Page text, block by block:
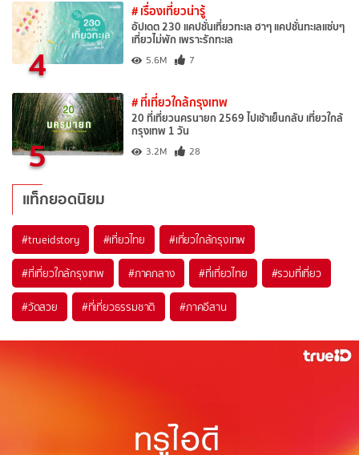
4
# เรื่องเที่ยวน่ารู้
อัปเดต 230 แคปชั่นเที่ยวทะเล ฮาๆ แคปชั่นทะเลแซ่บๆ
เที่ยวไม่พัก เพราะรักทะเล
5.6M 7
5
# ที่เที่ยวใกล้กรุงเทพ
20 ที่เที่ยวนครนายก 2569 ไปเช้าเย็นกลับ เที่ยวใกล้
กรุงเทพ 1 วัน
3.2M 28
แท็กยอดนิยม
#trueidstory #เที่ยวไทย #เที่ยวใกล้กรุงเทพ
#ที่เที่ยวใกล้กรุงเทพ #ภาคกลาง #ที่เที่ยวไทย #รวมที่เที่ยว
#วัดสวย #ที่เที่ยวธรรมชาติ #ภาคอีสาน